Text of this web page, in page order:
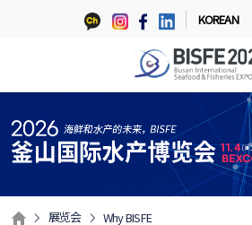
KOREAN
展览会 Why BISFE